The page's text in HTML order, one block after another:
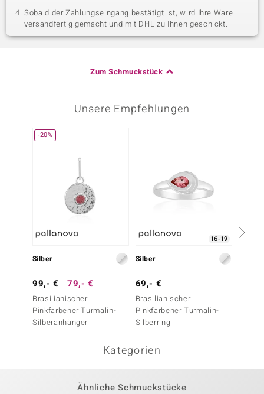
Sobald der Zahlungseingang bestätigt ist, wird Ihre Ware
versandfertig gemacht und mit DHL zu Ihnen geschickt.
Zum Schmuckstück
Unsere Empfehlungen
-20%
Silber
99,- € 79,- €
Brasilianischer
Pinkfarbener Turmalin-
Silberanhänger
16-19
Silber
69,- €
Brasilianischer
Pinkfarbener Turmalin-
Silberring
Kategorien
Ähnliche Schmuckstücke